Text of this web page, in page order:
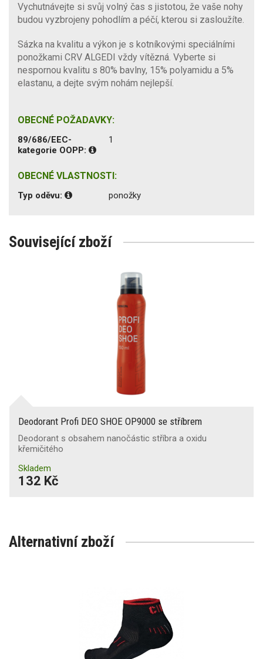
Vychutnávejte si svůj volný čas s jistotou, že vaše nohy
budou vyzbrojeny pohodlím a péčí, kterou si zasloužíte.
Sázka na kvalitu a výkon je s kotníkovými speciálními
ponožkami CRV ALGEDI vždy vítězná. Vyberte si
nespornou kvalitu s 80% bavlny, 15% polyamidu a 5%
elastanu, a dejte svým nohám nejlepší.
OBECNÉ POŽADAVKY:
89/686/EEC-
kategorie OOPP:
1
OBECNÉ VLASTNOSTI:
Typ oděvu: ponožky
Související zboží
Deodorant Profi DEO SHOE OP9000 se stříbrem
Deodorant s obsahem nanočástic stříbra a oxidu
křemičitého
Skladem
132 Kč
Alternativní zboží